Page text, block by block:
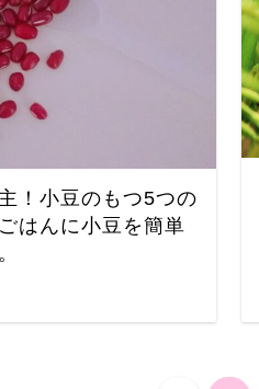
！小豆のもつ5つの
はんに小豆を簡単